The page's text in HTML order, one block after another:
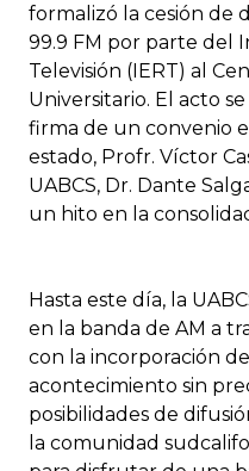
formalizó la cesión de
99.9 FM por parte del
Televisión (IERT) al
Universitario. El acto
firma de un convenio
estado, Profr. Víctor
UABCS, Dr. Dante
un hito en la
Hasta este día, la
en la banda de AM a
con la incorporación
acontecimiento sin
posibilidades de
la comunidad